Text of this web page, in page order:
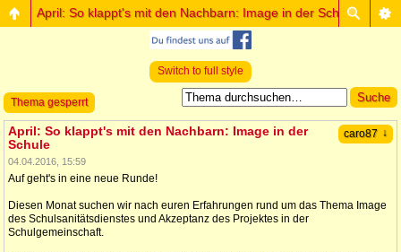
April: So klappt's mit den Nachbarn: Image in der Schule
Switch to full style
Thema gesperrt
caro87 ↓
April: So klappt's mit den Nachbarn: Image in der
Schule
04.04.2016, 15:59
Auf geht's in eine neue Runde!
Diesen Monat suchen wir nach euren Erfahrungen rund um das Thema Image
des Schulsanitätsdienstes und Akzeptanz des Projektes in der
Schulgemeinschaft.